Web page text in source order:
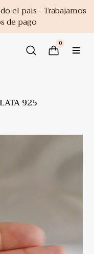
el pais - Trabajamos
de pago
0
925